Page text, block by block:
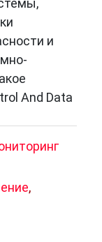
и
And Data
,